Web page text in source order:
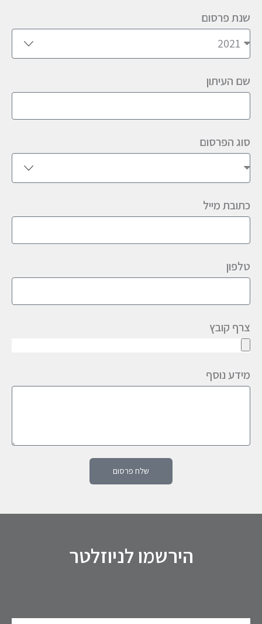
שנת פרסום
שם העיתון
סוג הפרסום
כתובת מייל
טלפון
צרף קובץ
מידע נוסף
שלח פרסום
הירשמו לניוזלטר